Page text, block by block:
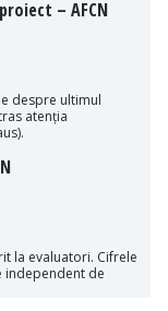
– AFCN
despre ultimul
atenția
la evaluatori. Cifrele
independent de